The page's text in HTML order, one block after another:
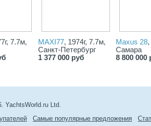
7.7м,
MAXI77, 1974г, 7.7м,
Санкт-Петербург
1 377 000 руб
Maxus 28,
Самара
8 800 000
YachtsWorld.ru Ltd.
Самые популярные предложения